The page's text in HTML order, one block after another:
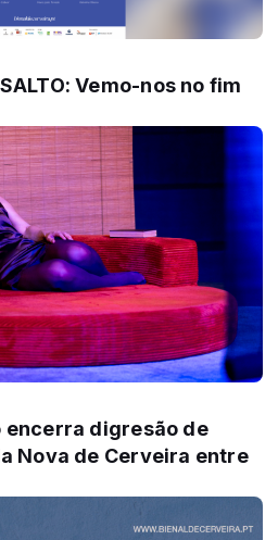
Vemo-nos no fim
encerra digresão de
Nova de Cerveira entre